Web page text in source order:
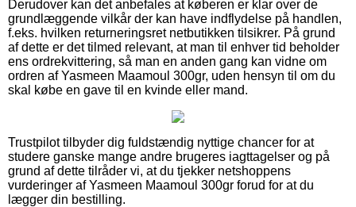
Derudover kan det anbefales at køberen er klar over de
grundlæggende vilkår der kan have indflydelse på handlen,
f.eks. hvilken returneringsret netbutikken tilsikrer. På grund
af dette er det tilmed relevant, at man til enhver tid beholder
ens ordrekvittering, så man en anden gang kan vidne om
ordren af Yasmeen Maamoul 300gr, uden hensyn til om du
skal købe en gave til en kvinde eller mand.
Trustpilot tilbyder dig fuldstændig nyttige chancer for at
studere ganske mange andre brugeres iagttagelser og på
grund af dette tilråder vi, at du tjekker netshoppens
vurderinger af Yasmeen Maamoul 300gr forud for at du
lægger din bestilling.